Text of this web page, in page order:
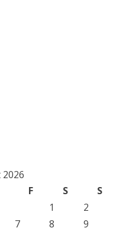
F S
S
1
2
7 8
9